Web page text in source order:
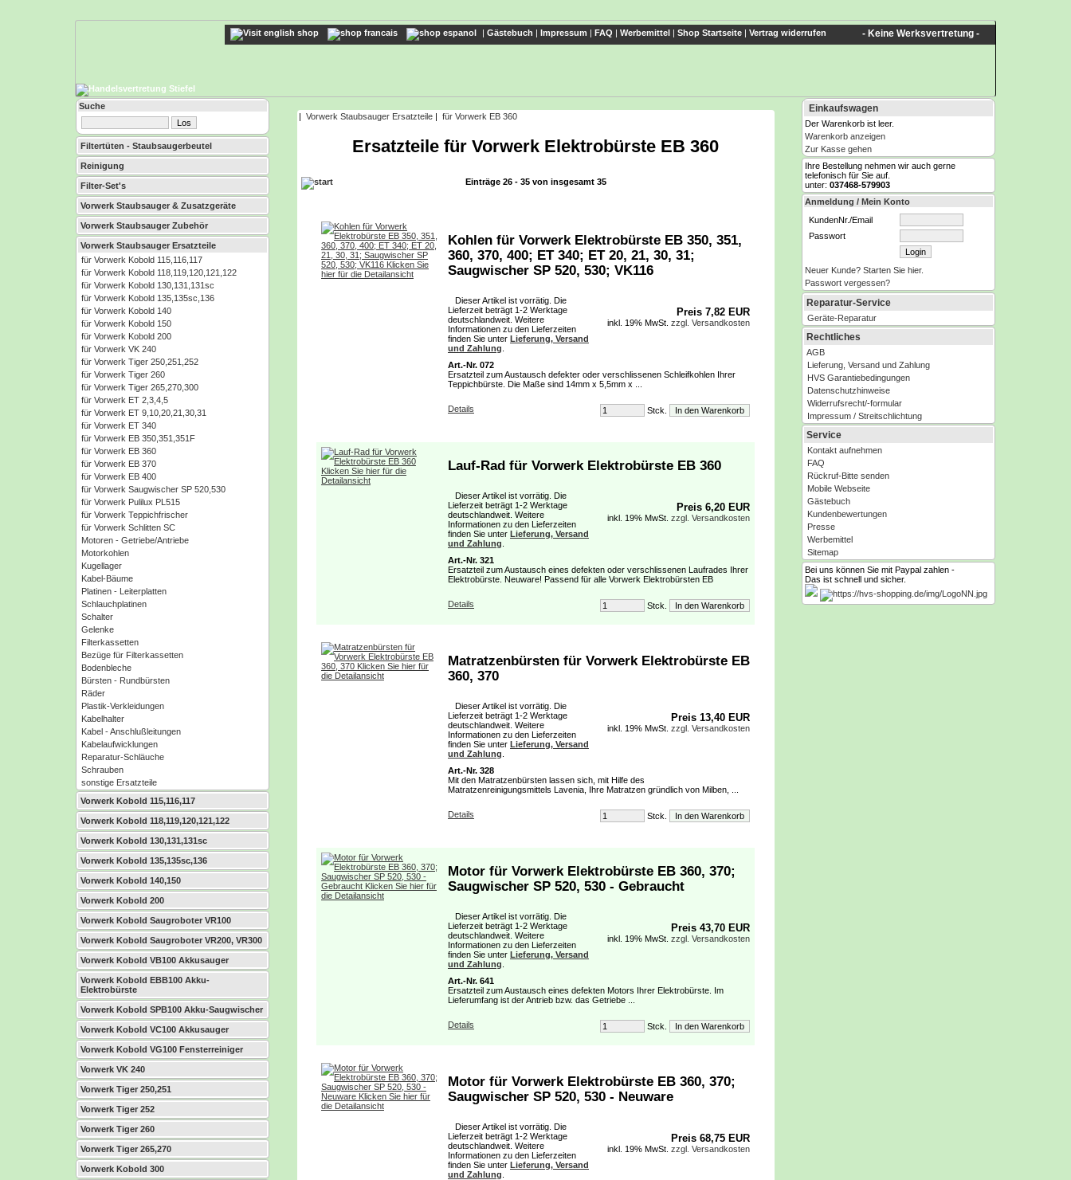
- Keine Werksvertretung -
| Gästebuch | Impressum | FAQ | Werbemittel | Shop Startseite | Vertrag widerrufen
Suche
Filtertüten - Staubsaugerbeutel
Reinigung
Filter-Set's
Vorwerk Staubsauger & Zusatzgeräte
Vorwerk Staubsauger Zubehör
Vorwerk Staubsauger Ersatzteile
für Vorwerk Kobold 115,116,117
für Vorwerk Kobold 118,119,120,121,122
für Vorwerk Kobold 130,131,131sc
für Vorwerk Kobold 135,135sc,136
für Vorwerk Kobold 140
für Vorwerk Kobold 150
für Vorwerk Kobold 200
für Vorwerk VK 240
für Vorwerk Tiger 250,251,252
für Vorwerk Tiger 260
für Vorwerk Tiger 265,270,300
für Vorwerk ET 2,3,4,5
für Vorwerk ET 9,10,20,21,30,31
für Vorwerk ET 340
für Vorwerk EB 350,351,351F
für Vorwerk EB 360
für Vorwerk EB 370
für Vorwerk EB 400
für Vorwerk Saugwischer SP 520,530
für Vorwerk Pulilux PL515
für Vorwerk Teppichfrischer
für Vorwerk Schlitten SC
Motoren - Getriebe/Antriebe
Motorkohlen
Kugellager
Kabel-Bäume
Platinen - Leiterplatten
Schlauchplatinen
Schalter
Gelenke
Filterkassetten
Bezüge für Filterkassetten
Bodenbleche
Bürsten - Rundbürsten
Räder
Plastik-Verkleidungen
Kabelhalter
Kabel - Anschlußleitungen
Kabelaufwicklungen
Reparatur-Schläuche
Schrauben
sonstige Ersatzteile
Vorwerk Kobold 115,116,117
Vorwerk Kobold 118,119,120,121,122
Vorwerk Kobold 130,131,131sc
Vorwerk Kobold 135,135sc,136
Vorwerk Kobold 140,150
Vorwerk Kobold 200
Vorwerk Kobold Saugroboter VR100
Vorwerk Kobold Saugroboter VR200, VR300
Vorwerk Kobold VB100 Akkusauger
Vorwerk Kobold EBB100 Akku-
Elektrobürste
Vorwerk Kobold SPB100 Akku-Saugwischer
Vorwerk Kobold VC100 Akkusauger
Vorwerk Kobold VG100 Fensterreiniger
Vorwerk VK 240
Vorwerk Tiger 250,251
Vorwerk Tiger 252
Vorwerk Tiger 260
Vorwerk Tiger 265,270
Vorwerk Kobold 300
| Vorwerk Staubsauger Ersatzteile| für Vorwerk EB 360
Ersatzteile für Vorwerk Elektrobürste EB 360
Einträge 26 - 35 von insgesamt 35
Kohlen für Vorwerk Elektrobürste EB 350, 351,
360, 370, 400; ET 340; ET 20, 21, 30, 31;
Saugwischer SP 520, 530; VK116
Dieser Artikel ist vorrätig. Die
Lieferzeit beträgt 1-2 Werktage
deutschlandweit. Weitere
Informationen zu den Lieferzeiten
finden Sie unter Lieferung, Versand
und Zahlung
Preis 7,82 EUR
inkl. 19% MwSt. zzgl. Versandkosten
Art.-Nr. 072
Ersatzteil zum Austausch defekter oder verschlissenen Schleifkohlen Ihrer
Teppichbürste. Die Maße sind 14mm x 5,5mm x ...
Details Stck.
Lauf-Rad für Vorwerk Elektrobürste EB 360
Dieser Artikel ist vorrätig. Die
Lieferzeit beträgt 1-2 Werktage
deutschlandweit. Weitere
Informationen zu den Lieferzeiten
finden Sie unter Lieferung, Versand
und Zahlung
Preis 6,20 EUR
inkl. 19% MwSt. zzgl. Versandkosten
Art.-Nr. 321
Ersatzteil zum Austausch eines defekten oder verschlissenen Laufrades Ihrer
Elektrobürste. Neuware! Passend für alle Vorwerk Elektrobürsten EB
Details Stck.
Matratzenbürsten für Vorwerk Elektrobürste EB
360, 370
Dieser Artikel ist vorrätig. Die
Lieferzeit beträgt 1-2 Werktage
deutschlandweit. Weitere
Informationen zu den Lieferzeiten
finden Sie unter Lieferung, Versand
und Zahlung
Preis 13,40 EUR
inkl. 19% MwSt. zzgl. Versandkosten
Art.-Nr. 328
Mit den Matratzenbürsten lassen sich, mit Hilfe des
Matratzenreinigungsmittels Lavenia, Ihre Matratzen gründlich von Milben, ...
Details Stck.
Motor für Vorwerk Elektrobürste EB 360, 370;
Saugwischer SP 520, 530 - Gebraucht
Dieser Artikel ist vorrätig. Die
Lieferzeit beträgt 1-2 Werktage
deutschlandweit. Weitere
Informationen zu den Lieferzeiten
finden Sie unter Lieferung, Versand
und Zahlung
Preis 43,70 EUR
inkl. 19% MwSt. zzgl. Versandkosten
Art.-Nr. 641
Ersatzteil zum Austausch eines defekten Motors Ihrer Elektrobürste. Im
Lieferumfang ist der Antrieb bzw. das Getriebe ...
Details Stck.
Motor für Vorwerk Elektrobürste EB 360, 370;
Saugwischer SP 520, 530 - Neuware
Dieser Artikel ist vorrätig. Die
Lieferzeit beträgt 1-2 Werktage
deutschlandweit. Weitere
Informationen zu den Lieferzeiten
finden Sie unter Lieferung, Versand
und Zahlung
Preis 68,75 EUR
inkl. 19% MwSt. zzgl. Versandkosten
Einkaufswagen
Der Warenkorb ist leer.
Warenkorb anzeigen
Zur Kasse gehen
Ihre Bestellung nehmen wir auch gerne
telefonisch für Sie auf.
unter: 037468-579903
Anmeldung / Mein Konto
KundenNr./Email
Passwort
Neuer Kunde? Starten Sie hier.
Passwort vergessen?
Reparatur-Service
Geräte-Reparatur
Rechtliches
AGB
Lieferung, Versand und Zahlung
HVS Garantiebedingungen
Datenschutzhinweise
Widerrufsrecht/-formular
Impressum / Streitschlichtung
Service
Kontakt aufnehmen
FAQ
Rückruf-Bitte senden
Mobile Webseite
Gästebuch
Kundenbewertungen
Presse
Werbemittel
Sitemap
Bei uns können Sie mit Paypal zahlen -
Das ist schnell und sicher.